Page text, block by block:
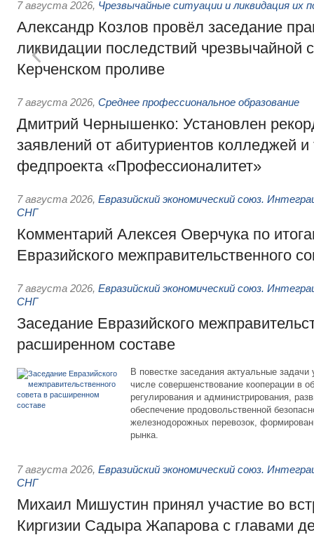
7 августа 2026, Чрезвычайные ситуации и ликвидация их
Александр Козлов провёл заседание
ликвидации последствий чрезвычайной
Керченском проливе
7 августа 2026, Среднее профессиональное образование
Дмитрий Чернышенко: Установлен
заявлений от абитуриентов колледжей и
федпроекта «Профессионалитет»
7 августа 2026, Евразийский экономический союз.
СНГ
Комментарий Алексея Оверчука по
Евразийского межправительственного
7 августа 2026, Евразийский экономический союз.
СНГ
Заседание Евразийского
расширенном составе
В повестке заседания актуальные задачи
числе совершенствование кооперации в
регулирования и администрирования,
обеспечение продовольственной
железнодорожных перевозок,
рынка.
7 августа 2026, Евразийский экономический союз.
СНГ
Михаил Мишустин принял участие во
Киргизии Садыра Жапарова с главами